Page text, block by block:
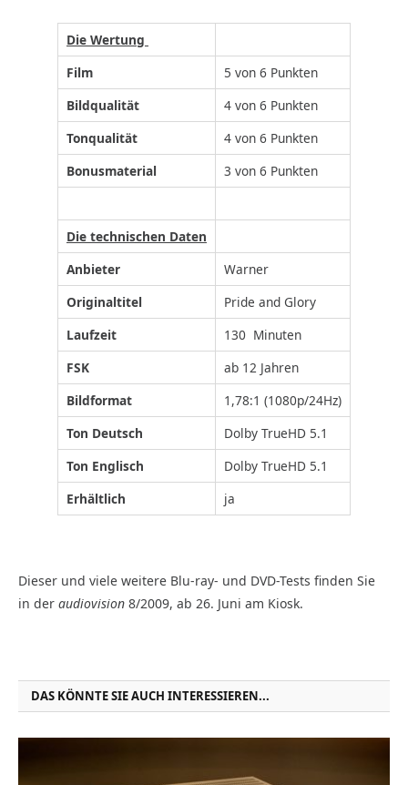
Die Wertung
Film
5 von 6 Punkten
Bildqualität
4 von 6 Punkten
Tonqualität
4 von 6 Punkten
Bonusmaterial
3 von 6 Punkten
Die technischen Daten
Anbieter
Warner
Originaltitel
Pride and Glory
Laufzeit
130 Minuten
FSK
ab 12 Jahren
Bildformat
1,78:1 (1080p/24Hz)
Ton Deutsch
Dolby TrueHD 5.1
Ton Englisch
Dolby TrueHD 5.1
Erhältlich
ja
Dieser und viele weitere Blu-ray- und DVD-Tests finden Sie
in der audiovision 8/2009, ab 26. Juni am Kiosk.
DAS KÖNNTE SIE AUCH INTERESSIEREN...